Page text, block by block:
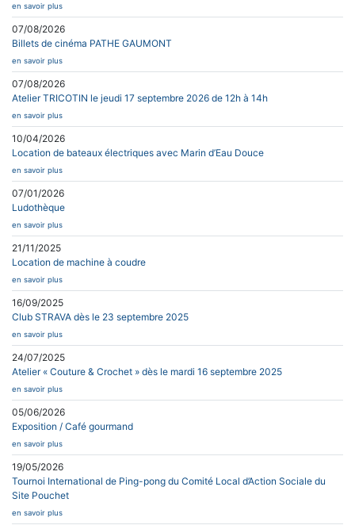
en savoir plus
07/08/2026
Billets de cinéma PATHE GAUMONT
en savoir plus
07/08/2026
Atelier TRICOTIN le jeudi 17 septembre 2026 de 12h à 14h
en savoir plus
10/04/2026
Location de bateaux électriques avec Marin d’Eau Douce
en savoir plus
07/01/2026
Ludothèque
en savoir plus
21/11/2025
Location de machine à coudre
en savoir plus
16/09/2025
Club STRAVA dès le 23 septembre 2025
en savoir plus
24/07/2025
Atelier « Couture & Crochet » dès le mardi 16 septembre 2025
en savoir plus
05/06/2026
Exposition / Café gourmand
en savoir plus
19/05/2026
Tournoi International de Ping-pong du Comité Local d’Action Sociale du
Site Pouchet
en savoir plus